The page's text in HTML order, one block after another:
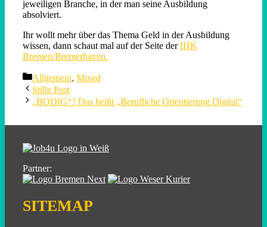
jeweiligen Branche, in der man seine Ausbildung
absolviert.
Ihr wollt mehr über das Thema Geld in der Ausbildung
wissen, dann schaut mal auf der Seite derIHK
Bremen/Bremerhaven.
Categories
Allgemein, Mixed
Stille Post
„BODIG“? Das heißt „Berufliche Orientierung Digital“
Partner:
SITEMAP